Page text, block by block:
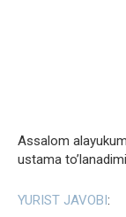
Assalom
ustama
YURIST JAVOBI: